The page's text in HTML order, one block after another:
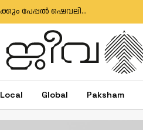
ഇഗ്‌നേഷ്യസ് ഗൊൺസാൽവസിനും ജോസ് ആന്റണിക്കും പേപ്പൽ ഷെവലിയർ പദവി
Local Global Paksham